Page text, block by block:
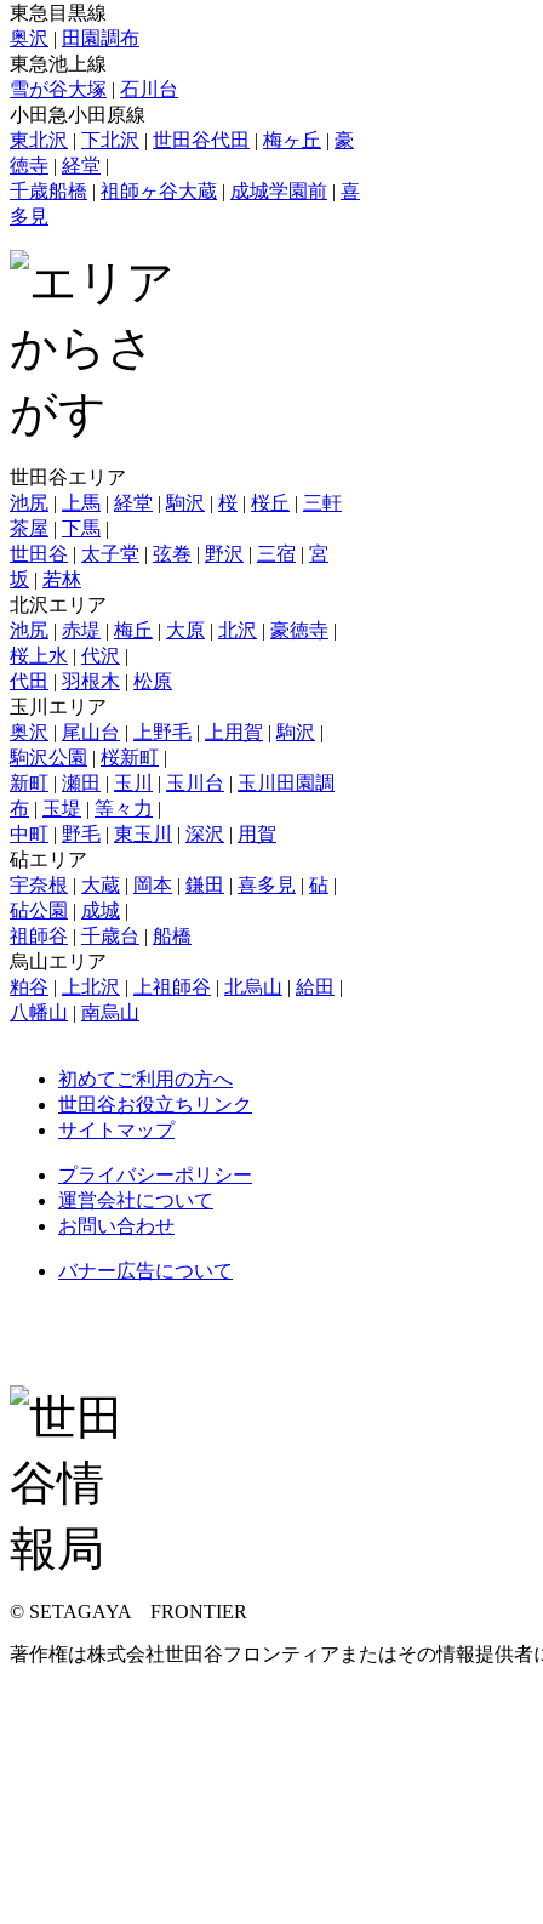
東急目黒線
奥沢 | 田園調布
東急池上線
雪が谷大塚 | 石川台
小田急小田原線
東北沢 | 下北沢 | 世田谷代田 | 梅ヶ丘 | 豪
徳寺 | 経堂 |
千歳船橋 | 祖師ヶ谷大蔵 | 成城学園前 | 喜
多見
世田谷エリア
池尻 | 上馬 | 経堂 | 駒沢 | 桜 | 桜丘 | 三軒
茶屋 | 下馬 |
世田谷 | 太子堂 | 弦巻 | 野沢 | 三宿 | 宮
坂 | 若林
北沢エリア
池尻 | 赤堤 | 梅丘 | 大原 | 北沢 | 豪徳寺 |
桜上水 | 代沢 |
代田 | 羽根木 | 松原
玉川エリア
奥沢 | 尾山台 | 上野毛 | 上用賀 | 駒沢 |
駒沢公園 | 桜新町 |
新町 | 瀬田 | 玉川 | 玉川台 | 玉川田園調
布 | 玉堤 | 等々力 |
中町 | 野毛 | 東玉川 | 深沢 | 用賀
砧エリア
宇奈根 | 大蔵 | 岡本 | 鎌田 | 喜多見 | 砧 |
砧公園 | 成城 |
祖師谷 | 千歳台 | 船橋
烏山エリア
粕谷 | 上北沢 | 上祖師谷 | 北烏山 | 給田 |
八幡山 | 南烏山
初めてご利用の方へ
世田谷お役立ちリンク
サイトマップ
プライバシーポリシー
運営会社について
お問い合わせ
バナー広告について
© SETAGAYA FRONTIER
著作権は株式会社世田谷フロンティアまたはその情報提供者